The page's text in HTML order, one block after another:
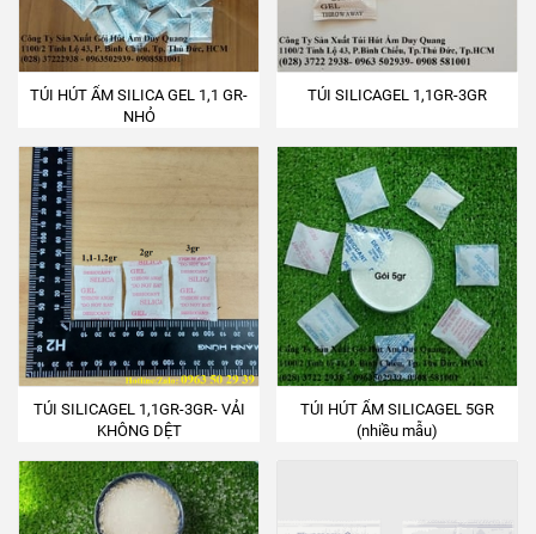
TÚI HÚT ẨM SILICA GEL 1,1 GR-
NHỎ
TÚI SILICAGEL 1,1GR-3GR
TÚI SILICAGEL 1,1GR-3GR- VẢI
KHÔNG DỆT
TÚI HÚT ẨM SILICAGEL 5GR
(nhiều mẫu)